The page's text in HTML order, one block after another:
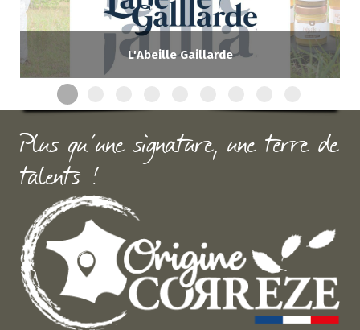
L'Abeille Gaillarde
Plus qu'une signature, une terre de
talents !